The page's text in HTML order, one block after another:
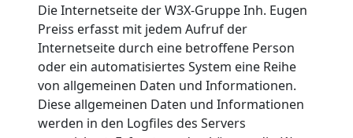
Die Internetseite der W3X-Gruppe Inh. Eugen
Preiss erfasst mit jedem Aufruf der
Internetseite durch eine betroffene Person
oder ein automatisiertes System eine Reihe
von allgemeinen Daten und Informationen.
Diese allgemeinen Daten und Informationen
werden in den Logfiles des Servers